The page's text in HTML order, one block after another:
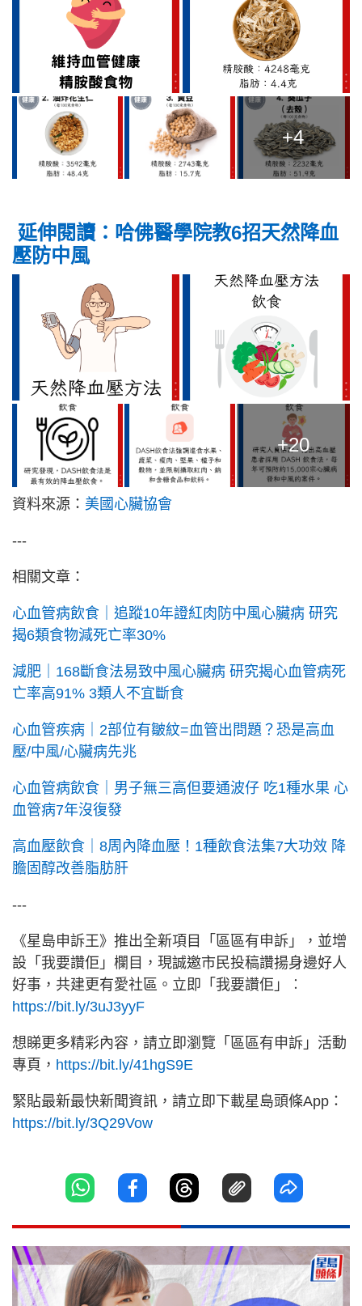
+4
延伸閱讀： 哈佛醫學院教6招天然降血
壓防中風
+20
資料來源： 美國心臟協會
---
相關文章：
心血管病飲食｜追蹤10年證紅肉防中風心臟病 研究
揭6類食物減死亡率30%
減肥｜168斷食法易致中風心臟病 研究揭心血管病死
亡率高91% 3類人不宜斷食
心血管疾病｜2部位有皺紋=血管出問題？恐是高血
壓/中風/心臟病先兆
心血管病飲食｜男子無三高但要通波仔 吃1種水果 心
血管病7年沒復發
高血壓飲食｜8周內降血壓！1種飲食法集7大功效 降
膽固醇改善脂肪肝
---
《星島申訴王》推出全新項目「區區有申訴」，並增
設「我要讚佢」欄目，現誠邀市民投稿讚揚身邊好人
好事，共建更有愛社區。立即「我要讚佢」︰
https://bit.ly/3uJ3yyF
想睇更多精彩內容，請立即瀏覽「區區有申訴」活動
專頁， https://bit.ly/41hgS9E
緊貼最新最快新聞資訊，請立即下載星島頭條App：
https://bit.ly/3Q29Vow